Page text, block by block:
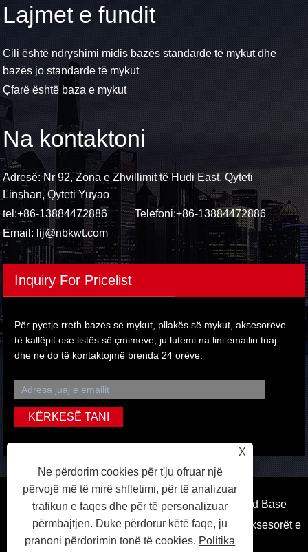
Lajmet e fundit
Cili është ndryshimi midis bazës standarde të mykut dhe
bazës jo standarde të mykut
Çfarë është baza e mykut
Na kontaktoni
Adresë: Nr 92, Zona e Zhvillimit të Hudi East, Qyteti
Linshan, Qyteti Yuyao
tel:+86-13884472886 Telefoni:+86-13884472886
Email: lij@nbkwt.com
Inquiry For Pricelist
Për pyetje rreth bazës së mykut, pllakës së mykut, aksesorëve
të kallëpit ose listës së çmimeve, ju lutemi na lini emailin tuaj
dhe ne do të kontaktojmë brenda 24 orëve.
Të drejtat e autorit © 2022 Ningbo Kaiweite Mold Base
Prodhim Co, Ltd. - Baza e mykut, pllaka e mykut, aksesorët e
mykut - Të gjitha të drejtat e rezervuara.
X
Ne përdorim cookies për t'ju ofruar një
përvojë më të mirë shfletimi, për të analizuar
trafikun e faqes dhe për të personalizuar
përmbajtjen. Duke përdorur këtë faqe, ju
pranoni përdorimin tonë të cookies. Politika